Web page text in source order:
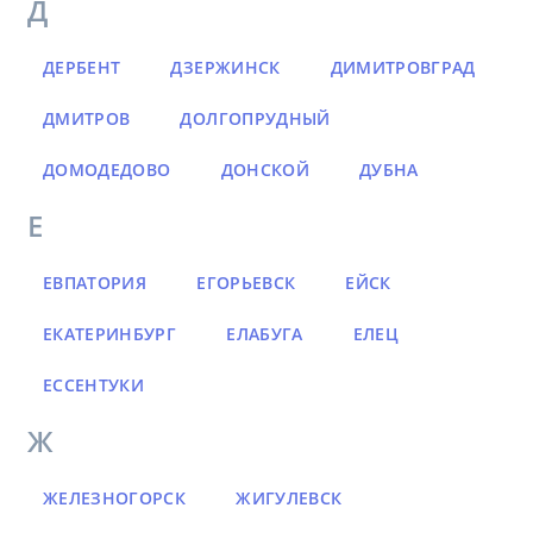
Д
ДЕРБЕНТ ДЗЕРЖИНСК ДИМИТРОВГРАД
ДМИТРОВ ДОЛГОПРУДНЫЙ
ДОМОДЕДОВО ДОНСКОЙ ДУБНА
Е
ЕВПАТОРИЯ ЕГОРЬЕВСК ЕЙСК
ЕКАТЕРИНБУРГ ЕЛАБУГА ЕЛЕЦ
ЕССЕНТУКИ
Ж
ЖЕЛЕЗНОГОРСК ЖИГУЛЕВСК